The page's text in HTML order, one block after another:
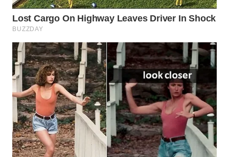
WN
BINJAI
WN
CIREBON
WN
INDRAMAYU
WN
KUNINGAN